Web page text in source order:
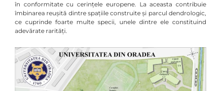
în conformitate cu cerințele europene. La aceasta contribuie
îmbinarea reușită dintre spațiile construite și parcul dendrologic,
ce cuprinde foarte multe specii, unele dintre ele constituind
adevărate rarități.